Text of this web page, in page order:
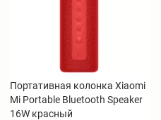
Портативная колонка Xiaomi
Mi Portable Bluetooth Speaker
16W красный